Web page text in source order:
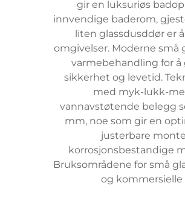
gir en luksuriøs
innvendige baderom,
liten glassdusddør er
omgivelser. Moderne
varmebehandling for å
sikkerhet og levetid.
med myk-lukk-
vannavstøtende belegg
mm, noe som gir en
justerbare
korrosjonsbestandige
Bruksområdene for små
og kommersielle